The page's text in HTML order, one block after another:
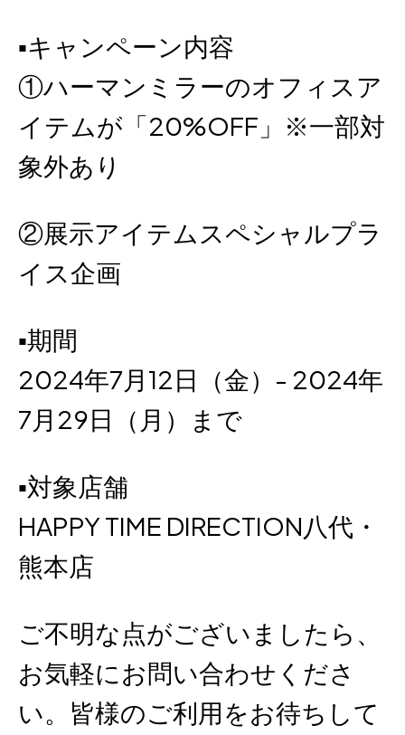
▪キャンペーン内容
①ハーマンミラーのオフィスア
イテムが「20%OFF」※一部対
象外あり
②展示アイテムスペシャルプラ
イス企画
︎▪期間
2024年7月12日（金）- 2024年
7月29日（月）まで
︎▪対象店舗
HAPPY TIME DIRECTION八代・
熊本店
ご不明な点がございましたら、
お気軽にお問い合わせくださ
い。皆様のご利用をお待ちして